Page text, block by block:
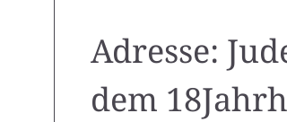
Adresse:
dem